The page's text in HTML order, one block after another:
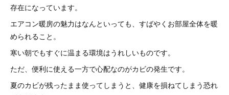
存在になっています。
エアコン暖房の魅力はなんといっても、すばやくお部屋全体を暖
められること。
寒い朝でもすぐに温まる環境はうれしいものです。
ただ、便利に使える一方で心配なのがカビの発生です。
夏のカビが残ったまま使ってしまうと、健康を損ねてしまう恐れ